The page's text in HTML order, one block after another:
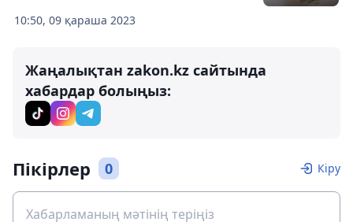
10:50, 09 қараша 2023
Жаңалықтан zakon.kz сайтында
хабардар болыңыз:
Пікірлер 0 Кіру